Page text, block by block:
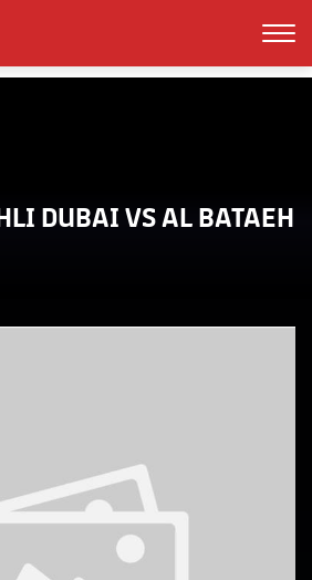
DUBAI VS AL BATAEH